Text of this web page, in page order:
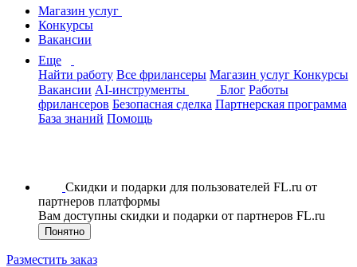
Магазин услуг
Конкурсы
Вакансии
Еще
Найти работу Все фрилансеры Магазин услуг Конкурсы
Вакансии AI-инструменты Блог Работы
фрилансеров Безопасная сделка Партнерская программа
База знаний Помощь
Скидки и подарки для пользователей FL.ru от
партнеров платформы
Вам доступны скидки и подарки от партнеров FL.ru
Понятно
Разместить заказ